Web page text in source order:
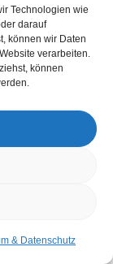
Technologien wie
darauf
können wir Daten
verarbeiten.
können
& Datenschutz